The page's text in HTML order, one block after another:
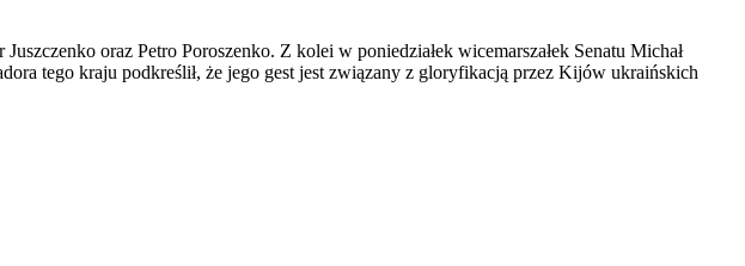
oraz Petro Poroszenko. Z kolei w poniedziałek wicemarszałek Senatu Michał
tego kraju podkreślił, że jego gest jest związany z gloryfikacją przez Kijów ukraińskich